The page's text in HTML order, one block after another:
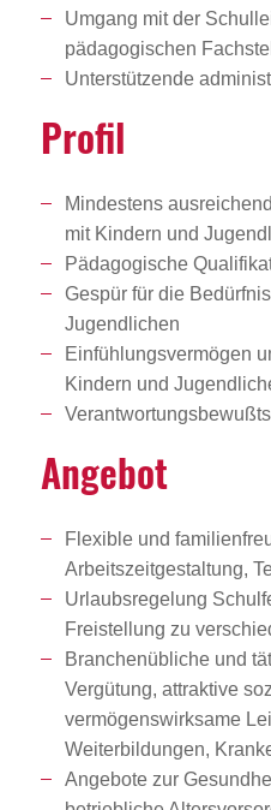
Umgang mit der
pädagogischen
Unterstützende
Profil
Mindestens
mit Kindern und
Pädagogische
Gespür für die
Jugendlichen
Einfühlungsvermögen
Kindern und
Angebot
Flexible und
Arbeitszeitgestaltung,
Urlaubsregelung
Freistellung zu
Branchenübliche und
Vergütung, attraktive
vermögenswirksame
Weiterbildungen,
Angebote zur